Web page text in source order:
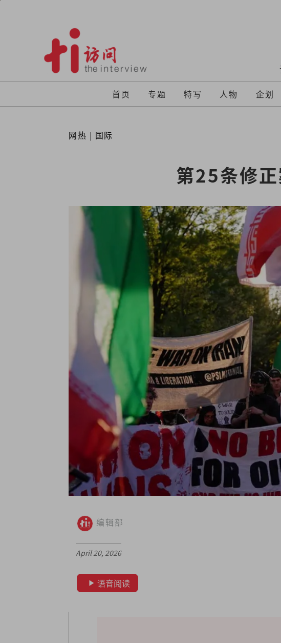
首页 专题 特写 人物 企划
网热 | 国际
第25条修正
编辑部
April 20, 2026
语音阅读